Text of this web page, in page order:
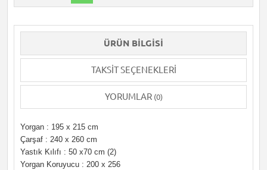
ÜRÜN BILGISI
TAKSIT SEÇENEKLERI
YORUMLAR (0)
Yorgan : 195 x 215 cm
Çarşaf : 240 x 260 cm
Yastık Kılıfı : 50 x70 cm (2)
Yorgan Koruyucu : 200 x 256